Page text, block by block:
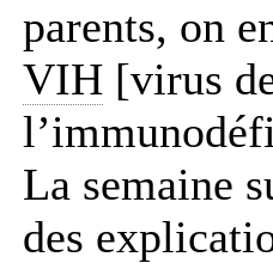
parents, on
VIH [virus
La semaine
des